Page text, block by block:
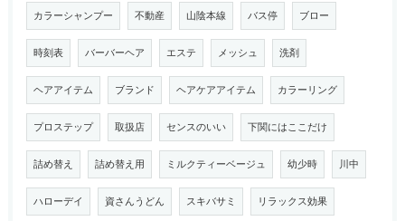
カラーシャンプー 不動産 山陰本線 バス停 ブロー
時刻表 バーバーヘア エステ メッシュ 洗剤
ヘアアイテム ブランド ヘアケアアイテム カラーリング
プロステップ 取扱店 センスのいい 下関にはここだけ
詰め替え 詰め替え用 ミルクティーベージュ 幼少時 川中
ハローデイ 資さんうどん スキバサミ リラックス効果